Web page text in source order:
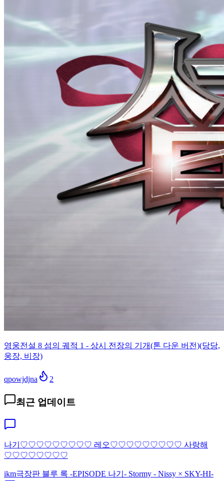
영웅전설 8 섬의 궤적 1 - 상시 전장의 기개(톤 다운 버전)(당당,
웅장, 비장)
qpowjdjna 2
최근 업데이트
나기♡♡♡♡♡♡♡♡♡ 레오♡♡♡♡♡♡♡♡♡ 사랑해
♡♡♡♡♡♡♡♡
ikm극장판 블루 록 -EPISODE 나기- Stormy - Nissy × SKY-HI-